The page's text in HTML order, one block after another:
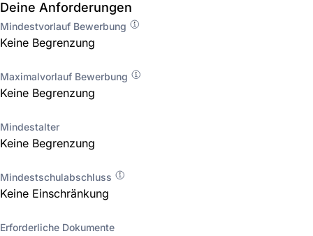
Deine Anforderungen
Mindestvorlauf Bewerbung
Keine Begrenzung
Maximalvorlauf Bewerbung
Keine Begrenzung
Mindestalter
Keine Begrenzung
Mindestschulabschluss
Keine Einschränkung
Erforderliche Dokumente